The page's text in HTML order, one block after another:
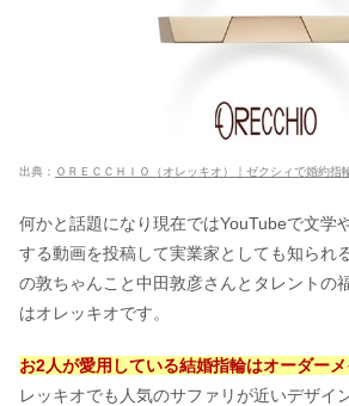
出典： ＯＲＥＣＣＨＩＯ（オレッキオ）｜ゼクシィで婚約指
何かと話題になり現在ではYouTubeで文学
する動画を投稿して実業家としても知られ
の敦ちゃんこと中田敦彦さんとタレントの
はオレッキオです。
お2人が愛用している結婚指輪はオーダー
レッキオでも人気のサファリが近いデザイ